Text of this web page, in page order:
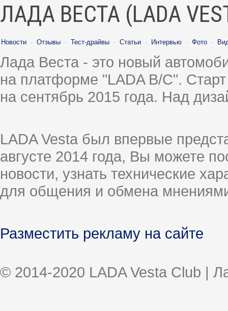
ЛАДА ВЕСТА (LADA
Новости · Отзывы · Тест-драйвы · Статьи · Интервью · Фото ·
Лада Веста - это новый
на платформе "LADA B/C".
на сентябрь 2015 года. Над
LADA Vesta был впервые
августе 2014 года, Вы можете
новости, узнать технические
для общения и обмена
Разместить рекламу на сайте
© 2014-2020 LADA Vesta Club |